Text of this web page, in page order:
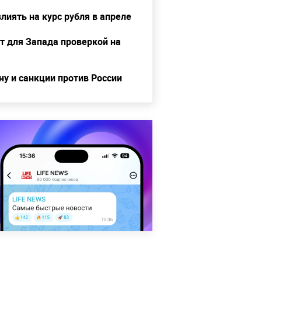
на курс рубля в апреле
для Запада проверкой на
и санкции против России